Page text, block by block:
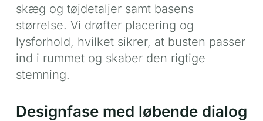
skæg og tøjdetaljer samt basens
størrelse. Vi drøfter placering og
lysforhold, hvilket sikrer, at busten passer
ind i rummet og skaber den rigtige
stemning.
Designfase med løbende dialog